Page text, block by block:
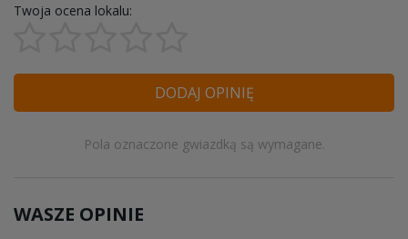
Twoja ocena lokalu:
DODAJ OPINIĘ
Pola oznaczone gwiazdką są wymagane.
WASZE OPINIE